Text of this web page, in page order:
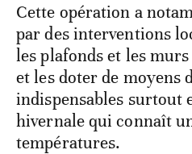
Cette opération a
par des interventions
les plafonds et les
et les doter de moyens
indispensables surtout
hivernale qui connaît
températures.